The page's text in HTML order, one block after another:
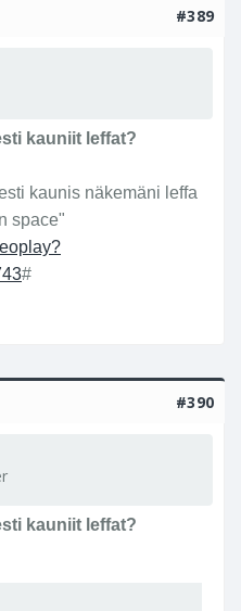
#389
kauniit leffat?
kaunis näkemäni leffa
space"
#
#390
kauniit leffat?